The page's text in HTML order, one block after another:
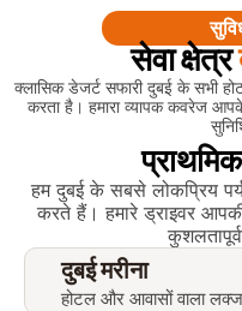
सेवा क्षेत्र
क्लासिक डेजर्ट सफारी दुबई के सभी
करता है। हमारा व्यापक कवरेज
हम दुबई के सबसे लोकप्रिय
करते हैं। हमारे ड्राइवर
दुबई मरीना
होटल और आवासों वाला